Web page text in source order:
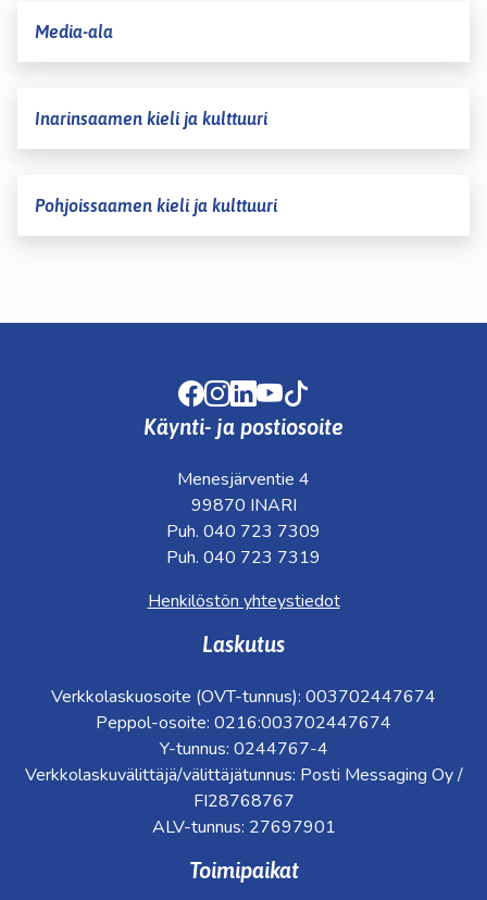
Media-ala
Inarinsaamen kieli ja kulttuuri
Pohjoissaamen kieli ja kulttuuri
Facebook
Instagram
LinkedIn
Youtube
Käynti- ja postiosoite
Menesjärventie 4
99870 INARI
Puh. 040 723 7309
Puh. 040 723 7319
Henkilöstön yhteystiedot
Laskutus
Verkkolaskuosoite (OVT-tunnus): 003702447674
Peppol-osoite: 0216:003702447674
Y-tunnus: 0244767-4
Verkkolaskuvälittäjä/välittäjätunnus: Posti Messaging Oy /
FI28768767
ALV-tunnus: 27697901
Toimipaikat